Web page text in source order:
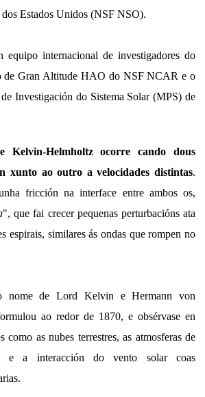
Estados Unidos (NSF NSO).
equipo internacional de investigadores do
de Gran Altitude HAO do NSF NCAR e o
Investigación do Sistema Solar (MPS) de
Kelvin-Helmholtz ocorre cando dous
xunto ao outro a velocidades distintas.
fricción na interface entre ambos os,
", que fai crecer pequenas perturbacións ata
espirais, similares ás ondas que rompen no
nome de Lord Kelvin e Hermann von
ao redor de 1870, e obsérvase en
como as nubes terrestres, as atmosferas de
e a interacción do vento solar coas